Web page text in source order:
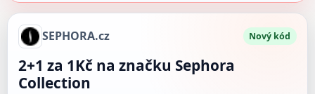
SEPHORA.cz Nový kód
2+1 za 1Kč na značku Sephora
Collection